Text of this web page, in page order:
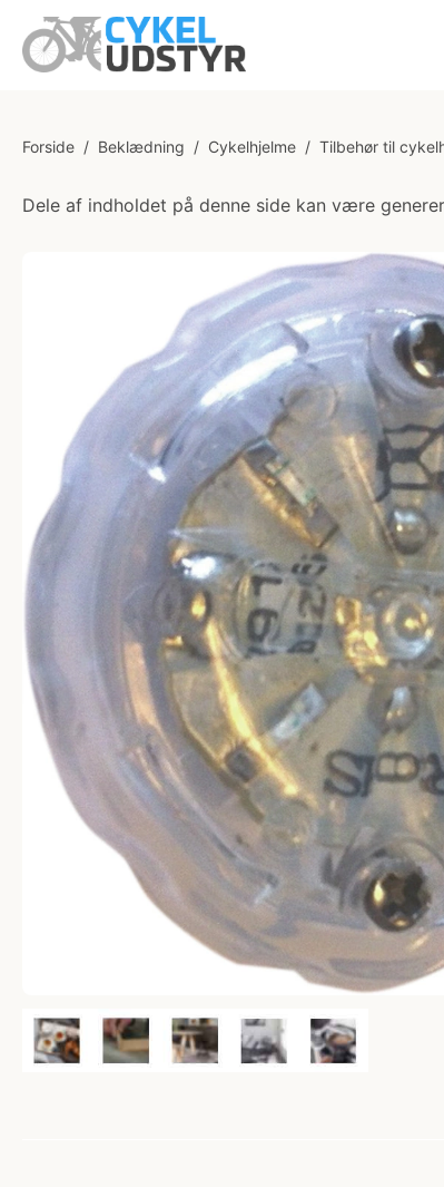
Forside / Beklædning / Cykelhjelme / Tilbehør til
Dele af indholdet på denne side kan være